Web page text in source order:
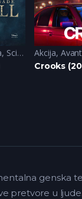
, Sci-Fi Akcija,
Crooks
genska
pretvore u